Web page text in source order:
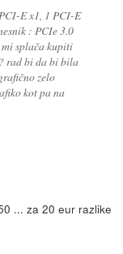
E x1, 1 PCI-E
: PCIe 3.0
mi splača kupiti
rad bi da bi bila
zelo
kot pa na
... za 20 eur razlike